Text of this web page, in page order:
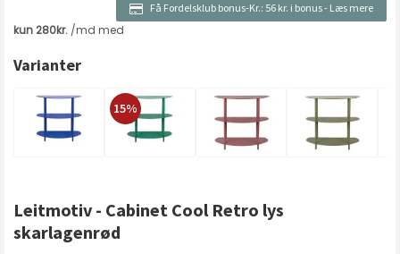
Få Fordelsklub bonus-Kr.: 56 kr. i bonus- Læs mere
Varianter
15%
Leitmotiv - Cabinet Cool Retro lys
skarlagenrød